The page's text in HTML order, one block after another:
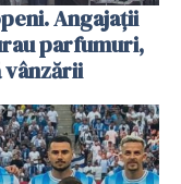
Angajații
parfumuri,
vânzării